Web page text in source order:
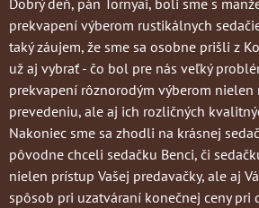
prekvapení výberom rustikálnych
taký záujem, že sme sa osobne prišli z
už aj vybrať - čo bol pre nás veľký
prekvapení rôznorodým výberom nielen
prevedeniu, ale aj ich rozličných
Nakoniec sme sa zhodli na krásnej
pôvodne chceli sedačku Benci, či
nielen prístup Vašej predavačky, ale aj
spôsob pri uzatváraní konečnej ceny